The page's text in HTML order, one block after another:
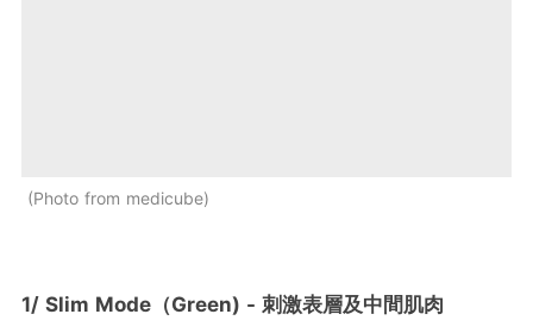
Photo from medicube
1/ Slim Mode（Green) - 刺激表層及中間肌肉